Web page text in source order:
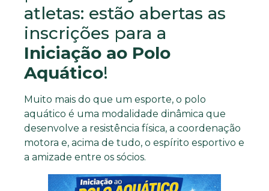
atletas: estão abertas as
inscrições para a
Iniciação ao Polo
Aquático!
Muito mais do que um esporte, o polo
aquático é uma modalidade dinâmica que
desenvolve a resistência física, a coordenação
motora e, acima de tudo, o espírito esportivo e
a amizade entre os sócios.